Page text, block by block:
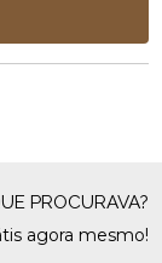
PROCURAVA?
agora mesmo!